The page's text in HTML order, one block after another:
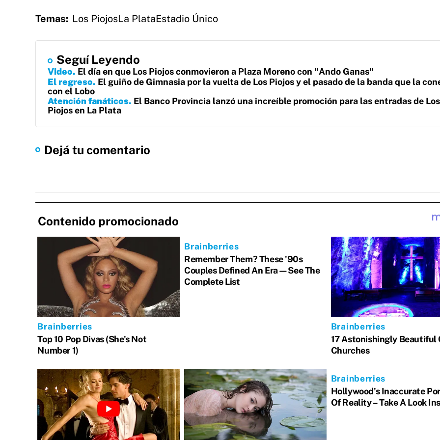
Temas: Los PiojosLa PlataEstadio Único
Seguí Leyendo
Video El día en que Los Piojos conmovieron a Plaza Moreno con "Ando Ganas"
El regreso El guiño de Gimnasia por la vuelta de Los Piojos y el pasado de la banda que la
con el Lobo
Atención fanáticos El Banco Provincia lanzó una increíble promoción para las entradas de Los
Piojos en La Plata
Dejá tu comentario